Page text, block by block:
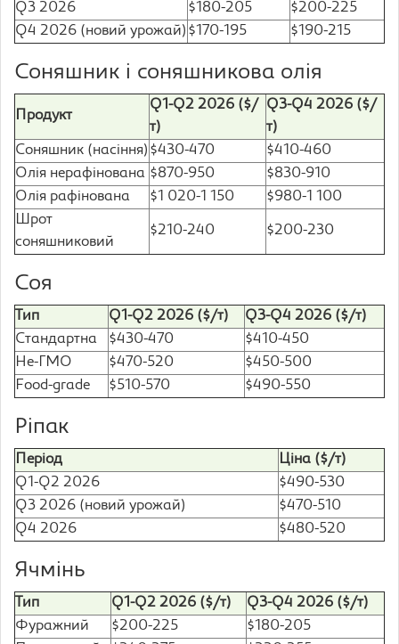
Q3 2026
$180-205
$200-225
Q4 2026 (новий урожай) $170-195 $190-215
Соняшник і соняшникова олія
Продукт
Q1-Q2 2026 ($/
т)
Q3-Q4 2026 ($/
т)
Соняшник (насіння) $430-470
$410-460
Олія нерафінована $870-950
$830-910
Олія рафінована
$1 020-1 150
$980-1 100
Шрот
соняшниковий
$210-240 $200-230
Соя
Тип Q1-Q2 2026 ($/т)
Q3-Q4 2026 ($/т)
Стандартна
$430-470
$410-450
Не-ГМО
$470-520
$450-500
Food-grade
$510-570 $490-550
Ріпак
Період
Ціна ($/т)
Q1-Q2 2026
$490-530
Q3 2026 (новий урожай)
$470-510
Q4 2026
$480-520
Ячмінь
Тип Q1-Q2 2026 ($/т)
Q3-Q4 2026 ($/т)
Фуражний
$200-225
$180-205